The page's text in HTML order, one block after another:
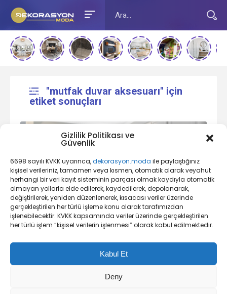
Gizlilik Politikası ve
Güvenlik
6698 sayılı KVKK uyarınca,dekorasyon.moda ile paylaştığınız
kişisel verileriniz, tamamen veya kısmen, otomatik olarak veyahut
herhangi bir veri kayıt sisteminin parçası olmak kaydıyla otomatik
olmayan yollarla elde edilerek, kaydedilerek, depolanarak,
değiştirilerek, yeniden düzenlenerek, kısacası veriler üzerinde
gerçekleştirilen her türlü işleme konu olarak tarafımızdan
işlenebilecektir. KVKK kapsamında veriler üzerinde gerçekleştirilen
her türlü işlem “kişisel verilerin işlenmesi” olarak kabul edilmektedir.
Kabul Et
Deny
"mutfak duvar aksesuarı" için
etiket sonuçları
Mutfak Dekorasyonu Nedir?